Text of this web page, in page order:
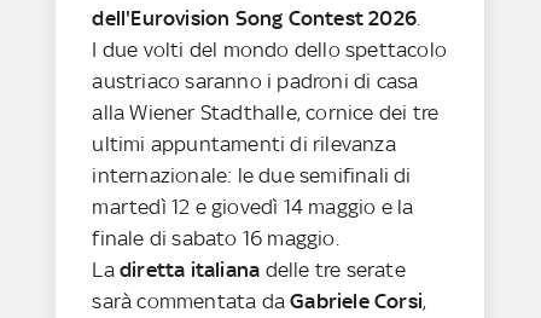
dell'Eurovision Song Contest 2026
I due volti del mondo dello spettacolo
austriaco saranno i padroni di casa
alla Wiener Stadthalle, cornice dei tre
ultimi appuntamenti di rilevanza
internazionale: le due semifinali di
martedì 12 e giovedì 14 maggio e la
finale di sabato 16 maggio.
Ladiretta italiana delle tre serate
sarà commentata da Gabriele Corsi,